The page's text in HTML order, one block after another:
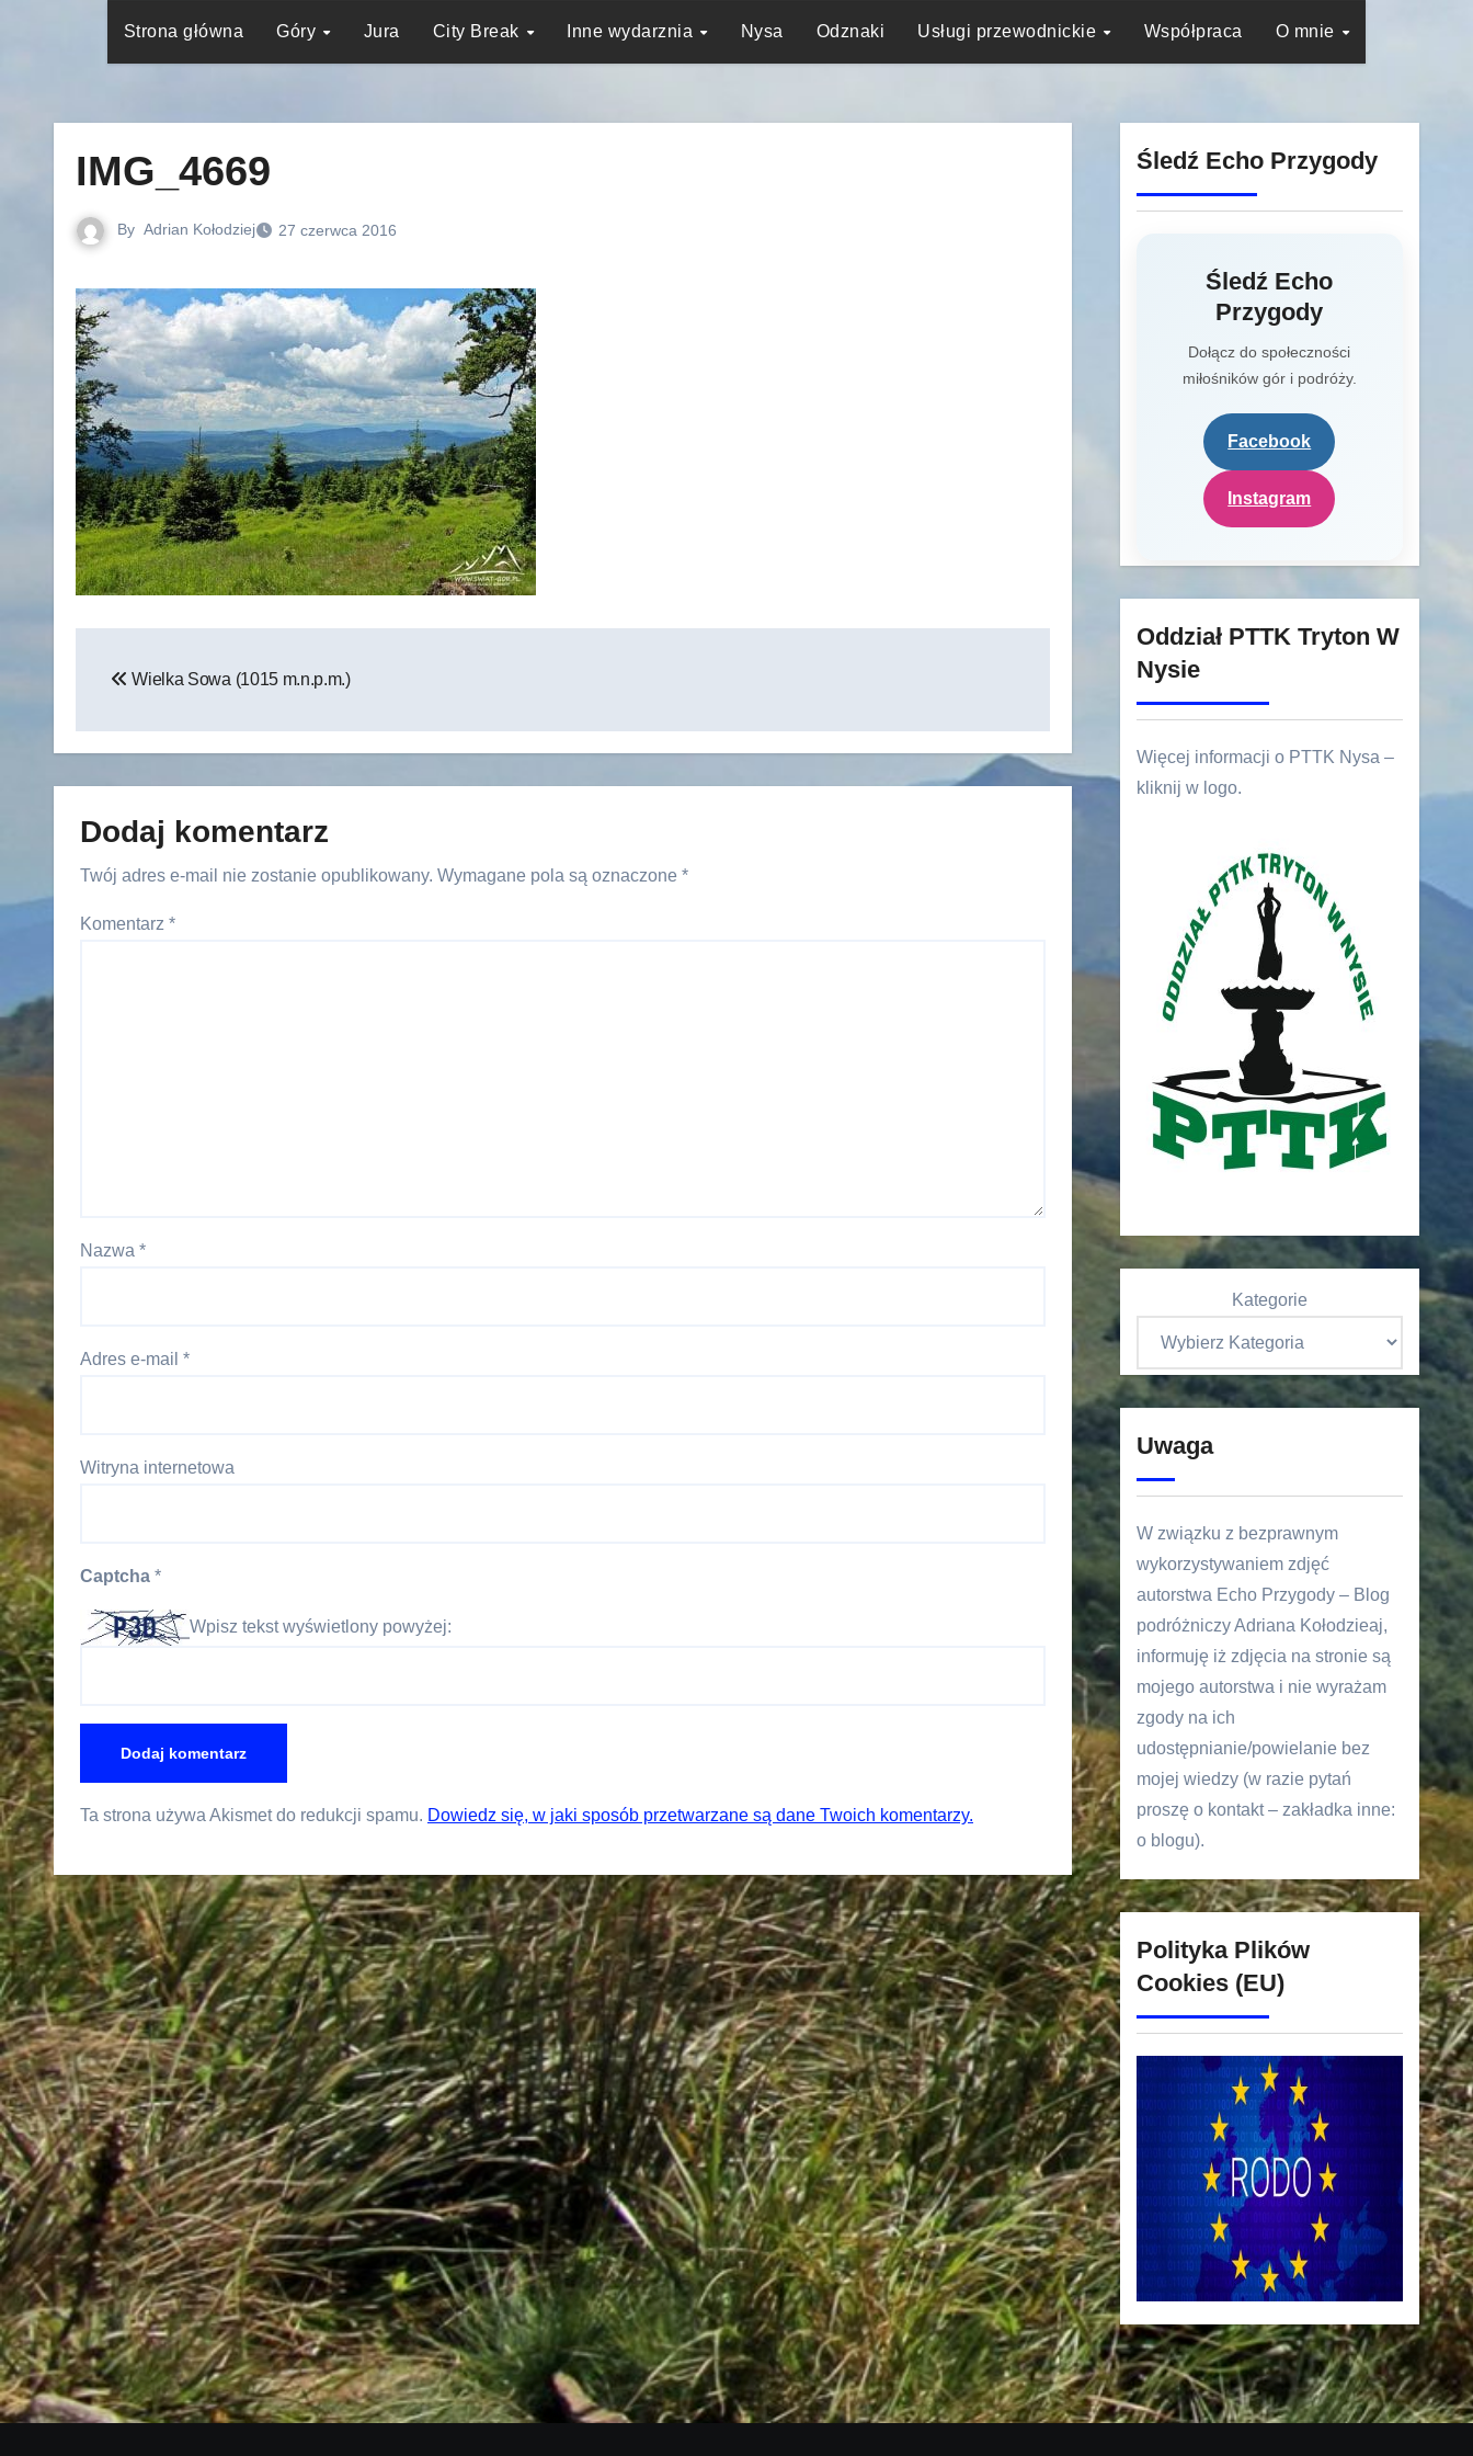
Strona główna Góry Jura City Break Inne wydarznia Nysa Odznaki Usługi przewodnickie Współpraca O mnie
IMG_4669
By Adrian Kołodziej 27 czerwca 2016
wpisu
Wielka Sowa (1015 m.n.p.m.)
Dodaj komentarz
Twój adres e-mail nie zostanie opublikowany. Wymagane pola są oznaczone *
Komentarz *
Nazwa *
Adres e-mail *
Witryna internetowa
Captcha *
Wpisz tekst wyświetlony powyżej:
Ta strona używa Akismet do redukcji spamu. Dowiedz się, w jaki sposób przetwarzane są dane Twoich komentarzy.
Śledź Echo Przygody
Śledź Echo
Przygody
Dołącz do społeczności
miłośników gór i podróży.
Facebook
Instagram
Oddział PTTK Tryton W
Nysie
Więcej informacji o PTTK Nysa –
kliknij w logo.
Kategorie
Uwaga
W związku z bezprawnym
wykorzystywaniem zdjęć
autorstwa Echo Przygody – Blog
podróżniczy Adriana Kołodzieaj,
informuję iż zdjęcia na stronie są
mojego autorstwa i nie wyrażam
zgody na ich
udostępnianie/powielanie bez
mojej wiedzy (w razie pytań
proszę o kontakt – zakładka inne:
o blogu).
Polityka Plików
Cookies (EU)